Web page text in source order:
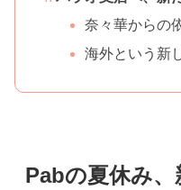
奈々華からの
海外という新
Pabの夏休み